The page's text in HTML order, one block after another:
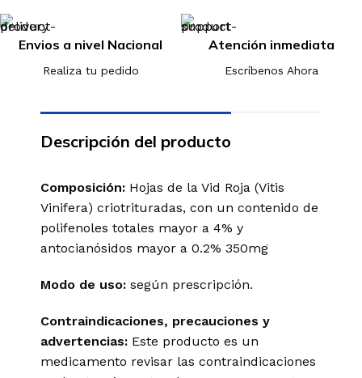
Envios a nivel Nacional
Realiza tu pedido
Atención inmediata
Escríbenos Ahora
Descripción del producto
Composición: Hojas de la Vid Roja (Vitis
Vinifera) criotrituradas, con un contenido de
polifenoles totales mayor a 4% y
antocianósidos mayor a 0.2% 350mg
Modo de uso: según prescripción.
Contraindicaciones, precauciones y
advertencias: Este producto es un
medicamento revisar las contraindicaciones